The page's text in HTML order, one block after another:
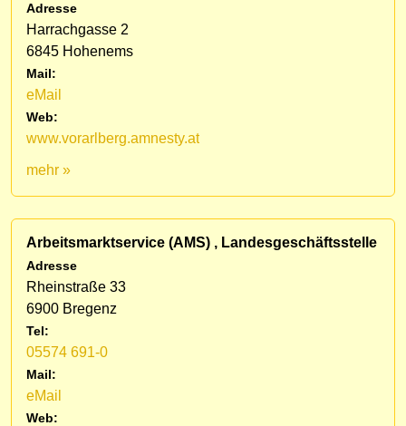
Adresse
Harrachgasse 2
6845 Hohenems
Mail:
eMail
Web:
www.vorarlberg.amnesty.at
mehr »
Arbeitsmarktservice (AMS) , Landesgeschäftsstelle
Adresse
Rheinstraße 33
6900 Bregenz
Tel:
05574 691-0
Mail:
eMail
Web: